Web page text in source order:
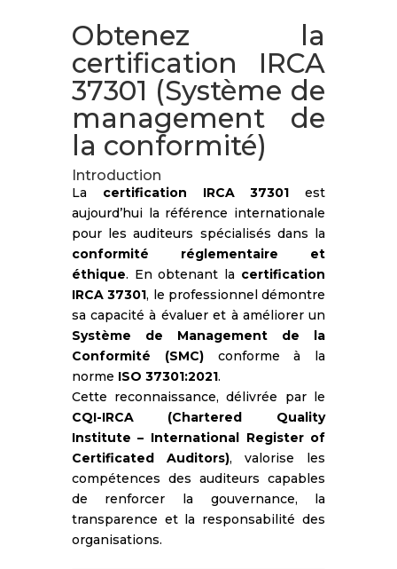
Obtenez la
certification IRCA
37301 (Système de
management de
la conformité)
Introduction
La certification IRCA 37301 est
aujourd’hui la référence internationale
pour les auditeurs spécialisés dans la
conformité réglementaire et
éthique. En obtenant la certification
IRCA 37301, le professionnel démontre
sa capacité à évaluer et à améliorer un
Système de Management de la
Conformité (SMC)conforme à la
norme ISO 37301:2021.
Cette reconnaissance, délivrée par le
CQI-IRCA (Chartered Quality
Institute – International Register of
Certificated Auditors), valorise les
compétences des auditeurs capables
de renforcer la gouvernance, la
transparence et la responsabilité des
organisations.